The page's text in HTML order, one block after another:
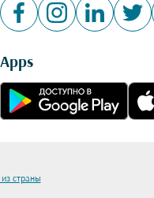
Apps
из страны